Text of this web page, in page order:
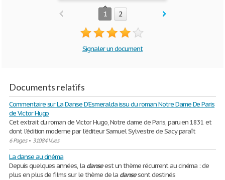
1 2
Signaler un document
Documents relatifs
Commentaire sur La Danse D'Esmeralda issu du roman Notre Dame De Paris
de Victor Hugo
Cet extrait du roman de Victor Hugo, Notre dame de Paris, paru en 1831 et
dont l’édition moderne par l’éditeur Samuel Sylvestre de Sacy paraît
6 Pages• 31084 Vues
La danse au cinéma
Depuis quelques années, la danseest un thème récurrent au cinéma : de
plus en plus de films sur le thème de la dansesont destinés